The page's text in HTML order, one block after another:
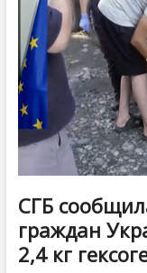
СГБ
граждан
2,4 кг